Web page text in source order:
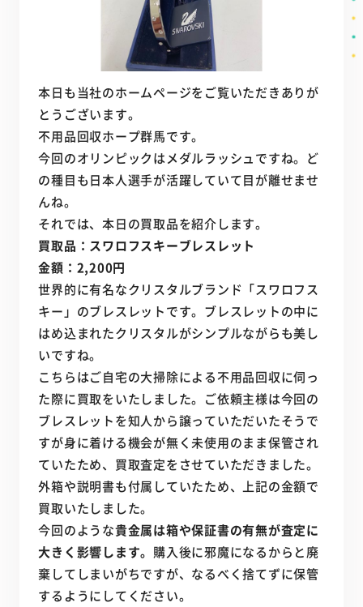
本日も当社のホームページをご覧いただきありが
とうございます。
不用品回収ホープ群馬です。
今回のオリンピックはメダルラッシュですね。ど
の種目も日本人選手が活躍していて目が離せませ
んね。
それでは、本日の買取品を紹介します。
買取品：スワロフスキーブレスレット
金額：2,200円
世界的に有名なクリスタルブランド「スワロフス
キー」のブレスレットです。ブレスレットの中に
はめ込まれたクリスタルがシンプルながらも美し
いですね。
こちらはご自宅の大掃除による不用品回収に伺っ
た際に買取をいたしました。ご依頼主様は今回の
ブレスレットを知人から譲っていただいたそうで
すが身に着ける機会が無く未使用のまま保管され
ていたため、買取査定をさせていただきました。
外箱や説明書も付属していたため、上記の金額で
買取いたしました。
今回のような貴金属は箱や保証書の有無が査定に
大きく影響します。 購入後に邪魔になるからと廃
棄してしまいがちですが、なるべく捨てずに保管
するようにしてください。